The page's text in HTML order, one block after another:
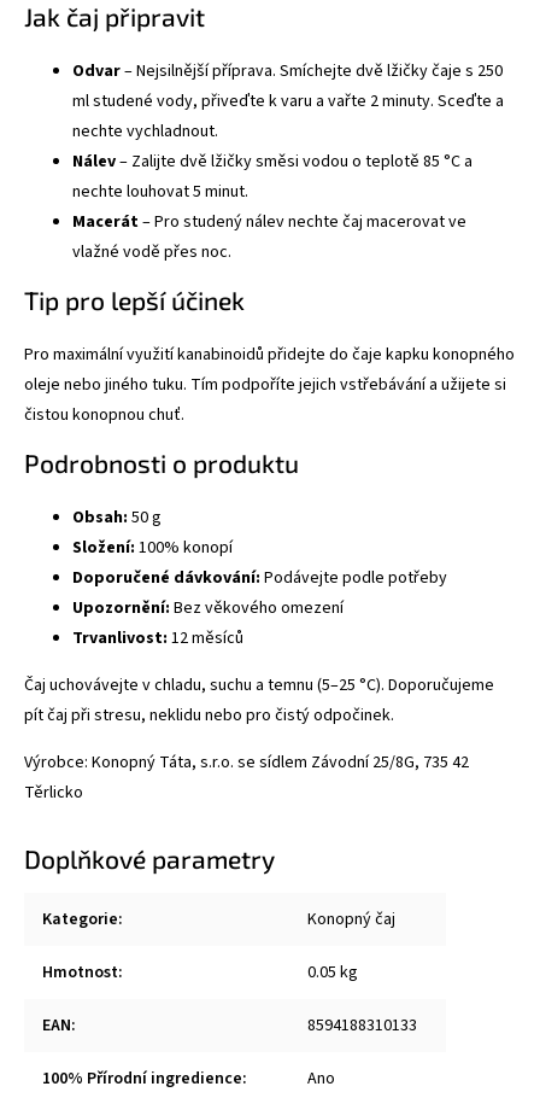
Jak čaj připravit
Odvar– Nejsilnější příprava. Smíchejte dvě lžičky čaje s 250
ml studené vody, přiveďte k varu a vařte 2 minuty. Sceďte a
nechte vychladnout.
Nálev– Zalijte dvě lžičky směsi vodou o teplotě 85 °C a
nechte louhovat 5 minut.
Macerát– Pro studený nálev nechte čaj macerovat ve
vlažné vodě přes noc.
Tip pro lepší účinek
Pro maximální využití kanabinoidů přidejte do čaje kapku konopného
oleje nebo jiného tuku. Tím podpoříte jejich vstřebávání a užijete si
čistou konopnou chuť.
Podrobnosti o produktu
Obsah: 50 g
Složení: 100% konopí
Doporučené dávkování: Podávejte podle potřeby
Upozornění: Bez věkového omezení
Trvanlivost: 12 měsíců
Čaj uchovávejte v chladu, suchu a temnu (5–25 °C). Doporučujeme
pít čaj při stresu, neklidu nebo pro čistý odpočinek.
Výrobce: Konopný Táta, s.r.o. se sídlem Závodní 25/8G, 735 42
Těrlicko
Doplňkové parametry
Kategorie: Konopný čaj
Hmotnost: 0.05 kg
EAN: 8594188310133
100% Přírodní ingredience: Ano